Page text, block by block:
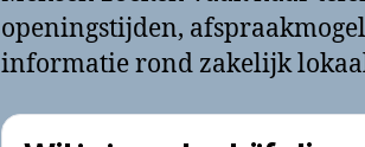
openingstijden,
informatie rond zakelijk